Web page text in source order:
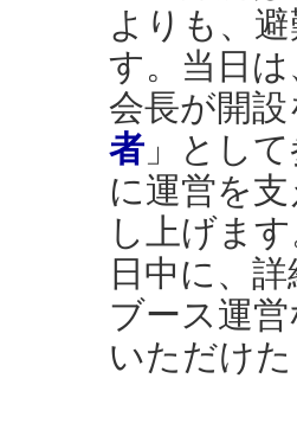
よりも、
す。当日
会長が開
者 」とし
に運営を
し上げま
日中に、
ブース運
いただけ